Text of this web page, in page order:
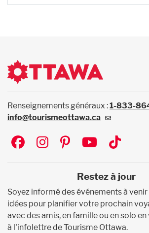
Renseignements généraux :1-833-
info@tourismeottawa.ca
Social
Restez à jour
Soyez informé des événements à
idées pour planifier votre prochain
avec des amis, en famille ou en solo
à l'infolettre de Tourisme Ottawa.